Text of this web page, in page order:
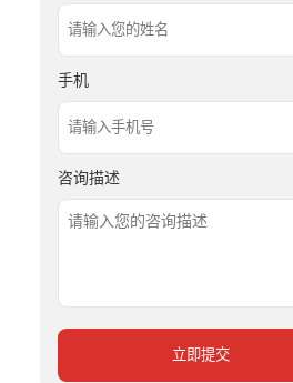
手机
咨询描述
立即提交